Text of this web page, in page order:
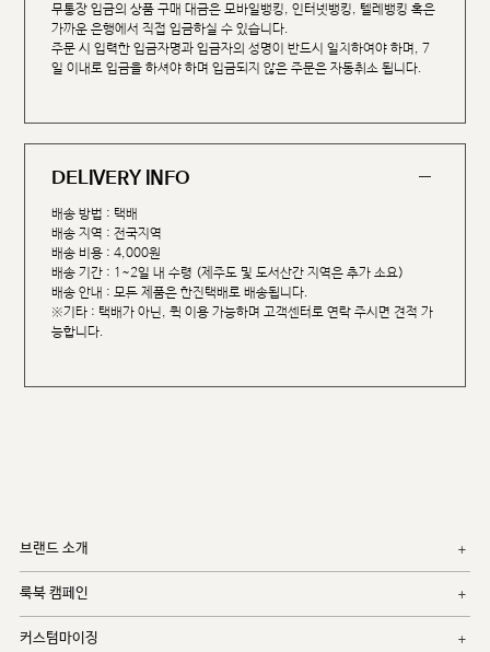
무통장 입금의 상품 구매 대금은 모바일뱅킹, 인터넷뱅킹, 텔레뱅킹 혹은
가까운 은행에서 직접 입금하실 수 있습니다.
주문 시 입력한 입금자명과 입금자의 성명이 반드시 일치하여야 하며, 7
일 이내로 입금을 하셔야 하며 입금되지 않은 주문은 자동취소 됩니다.
DELIVERY INFO
배송 방법 : 택배
배송 지역 : 전국지역
배송 비용 : 4,000원
배송 기간 : 1~2일 내 수령 (제주도 및 도서산간 지역은 추가 소요)
배송 안내 : 모든 제품은 한진택배로 배송됩니다.
※기타 : 택배가 아닌, 퀵 이용 가능하며 고객센터로 연락 주시면 견적 가
능합니다.
브랜드 소개
룩북 캠페인
커스텀마이징